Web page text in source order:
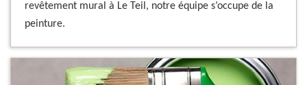
revêtement mural à Le Teil, notre équipe s’occupe de la
peinture.